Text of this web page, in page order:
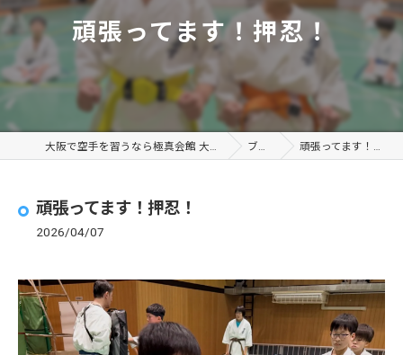
頑張ってます！押忍！
大阪で空手を習うなら極真会館 大阪布施支部 ブログ 頑張ってます！押忍！
頑張ってます！押忍！
2026/04/07